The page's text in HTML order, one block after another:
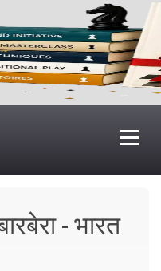
- भारत